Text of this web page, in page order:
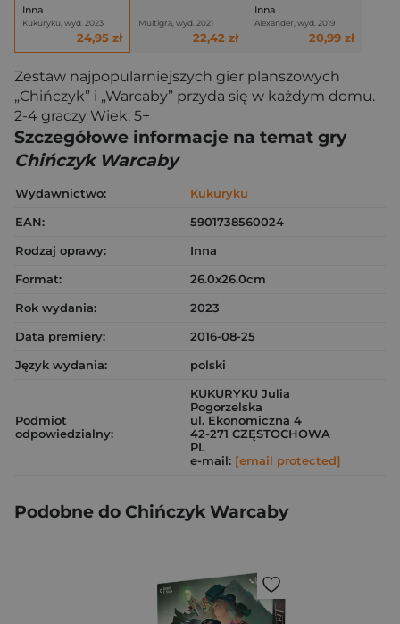
Inna
Kukuryku, wyd. 2023
24,95 zł
Multigra, wyd. 2021
22,42 zł
Inna
Alexander, wyd. 2019
20,99 zł
Zestaw najpopularniejszych gier planszowych
„Chińczyk” i „Warcaby” przyda się w każdym domu.
2-4 graczy Wiek: 5+
Szczegółowe informacje na temat gry
Chińczyk Warcaby
Wydawnictwo:
Kukuryku
EAN:
5901738560024
Rodzaj oprawy:
Inna
Format:
26.0x26.0cm
Rok wydania:
2023
Data premiery:
2016-08-25
Język wydania:
polski
Podmiot
odpowiedzialny:
KUKURYKU Julia
Pogorzelska
ul. Ekonomiczna 4
42-271 CZĘSTOCHOWA
PL
e-mail: [email protected]
Podobne do Chińczyk Warcaby